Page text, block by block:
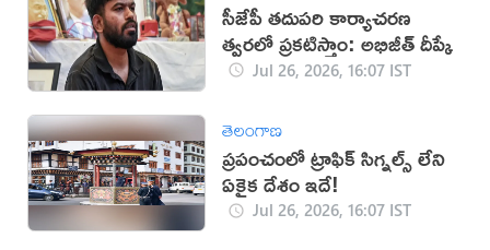
సీజేపీ తదుపరి కార్యాచరణ
త్వరలో ప్రకటిస్తాం: అభిజీత్ దీప్కే
Jul 26, 2026, 16:07 IST
తెలంగాణ
ప్రపంచంలో ట్రాఫిక్ సిగ్నల్స్ లేని
ఏకైక దేశం ఇదే!
Jul 26, 2026, 16:07 IST